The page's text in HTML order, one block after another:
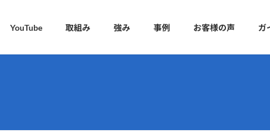
YouTube 取組み 強み 事例 お客様の声 ガ